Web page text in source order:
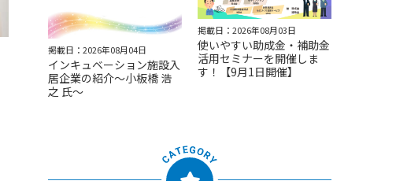
掲載日：2026年08月04日
インキュベーション施設入
居企業の紹介～小板橋 浩
之 氏～
掲載日：2026年08月03日
使いやすい助成金・補助金
活用セミナーを開催しま
す！【9月1日開催】